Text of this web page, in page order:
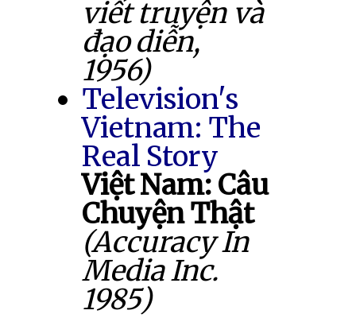
viết truyện và
đạo diễn,
1956)
Television's
Vietnam: The
Real Story
Việt Nam: Câu
Chuyện Thật
(Accuracy In
Media Inc.
1985)